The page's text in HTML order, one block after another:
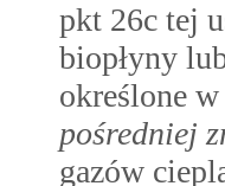
pkt 26c tej
biopłyny
określone
pośredniej
gazów